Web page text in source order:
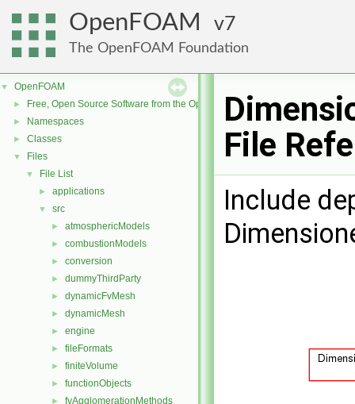
OpenFOAM 7
The OpenFOAM Foundation
▼ OpenFOAM
► Free, Open Source Software from the OpenFOAM Foundation
► Namespaces
► Classes
▼ Files
▼ File List
► applications
▼ src
► atmosphericModels
► combustionModels
► conversion
► dummyThirdParty
► dynamicFvMesh
► dynamicMesh
► engine
► fileFormats
► finiteVolume
► functionObjects
► fvAgglomerationMethods
File
Include